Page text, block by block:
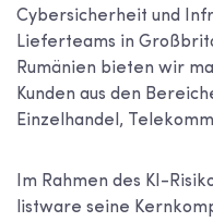
Cybersicherheit und
Lieferteams in
Rumänien bieten wir
Kunden aus den
Einzelhandel,
Im Rahmen des KI-
listware seine